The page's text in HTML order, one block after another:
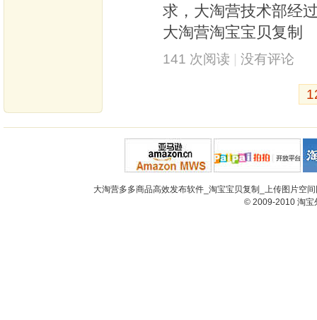
求，大淘营技术部经
大淘营淘宝宝贝复制
141 次阅读 没有评论
大淘营多多商品高效发布软件_淘宝宝贝复制_上传图片空
© 2009-2010 淘宝